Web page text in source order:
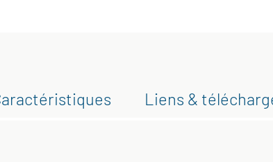
Liens &